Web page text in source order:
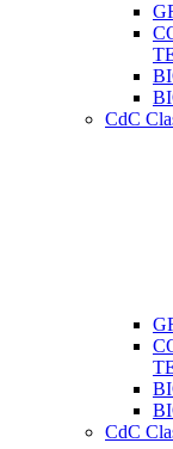
CdC
CdC